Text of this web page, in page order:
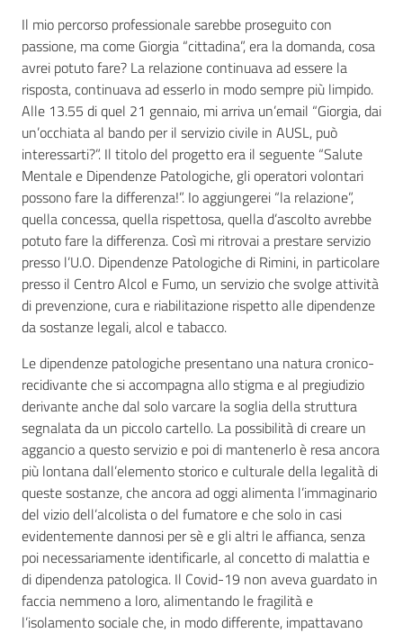
Il mio percorso professionale sarebbe proseguito con
passione, ma come Giorgia “cittadina”, era la domanda, cosa
avrei potuto fare? La relazione continuava ad essere la
risposta, continuava ad esserlo in modo sempre più limpido.
Alle 13.55 di quel 21 gennaio, mi arriva un’email “Giorgia, dai
un’occhiata al bando per il servizio civile in AUSL, può
interessarti?”. Il titolo del progetto era il seguente “Salute
Mentale e Dipendenze Patologiche, gli operatori volontari
possono fare la differenza!”. Io aggiungerei “la relazione”,
quella concessa, quella rispettosa, quella d’ascolto avrebbe
potuto fare la differenza. Così mi ritrovai a prestare servizio
presso l’U.O. Dipendenze Patologiche di Rimini, in particolare
presso il Centro Alcol e Fumo, un servizio che svolge attività
di prevenzione, cura e riabilitazione rispetto alle dipendenze
da sostanze legali, alcol e tabacco.
Le dipendenze patologiche presentano una natura cronico-
recidivante che si accompagna allo stigma e al pregiudizio
derivante anche dal solo varcare la soglia della struttura
segnalata da un piccolo cartello. La possibilità di creare un
aggancio a questo servizio e poi di mantenerlo è resa ancora
più lontana dall’elemento storico e culturale della legalità di
queste sostanze, che ancora ad oggi alimenta l’immaginario
del vizio dell’alcolista o del fumatore e che solo in casi
evidentemente dannosi per sè e gli altri le affianca, senza
poi necessariamente identificarle, al concetto di malattia e
di dipendenza patologica. Il Covid-19 non aveva guardato in
faccia nemmeno a loro, alimentando le fragilità e
l’isolamento sociale che, in modo differente, impattavano